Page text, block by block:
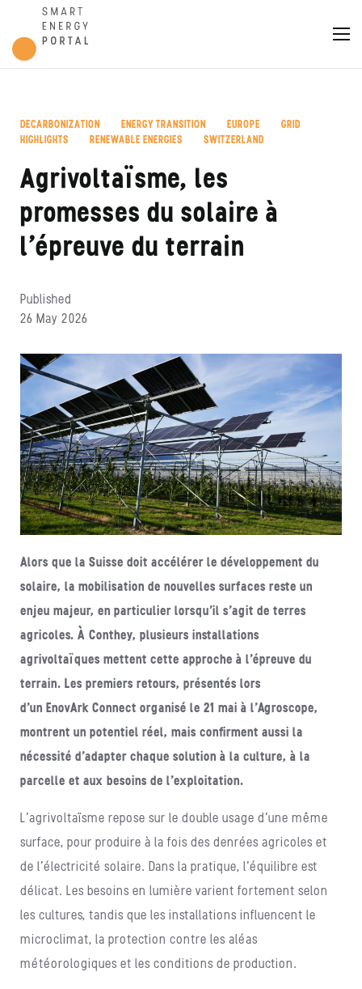
DECARBONIZATION ENERGY TRANSITION EUROPE GRID
HIGHLIGHTS RENEWABLE ENERGIES SWITZERLAND
Agrivoltaïsme, les
promesses du solaire à
l’épreuve du terrain
Published
26 May 2026
Alors que la Suisse doit accélérer le développement du
solaire, la mobilisation de nouvelles surfaces reste un
enjeu majeur, en particulier lorsqu’il s’agit de terres
agricoles. À Conthey, plusieurs installations
agrivoltaïques mettent cette approche à l’épreuve du
terrain. Les premiers retours, présentés lors
d’un EnovArk Connect organisé le 21 mai à l’Agroscope,
montrent un potentiel réel, mais confirment aussi la
nécessité d’adapter chaque solution à la culture, à la
parcelle et aux besoins de l’exploitation.
L’agrivoltaïsme repose sur le double usage d’une même
surface, pour produire à la fois des denrées agricoles et
de l’électricité solaire. Dans la pratique, l’équilibre est
délicat. Les besoins en lumière varient fortement selon
les cultures, tandis que les installations influencent le
microclimat, la protection contre les aléas
météorologiques et les conditions de production.